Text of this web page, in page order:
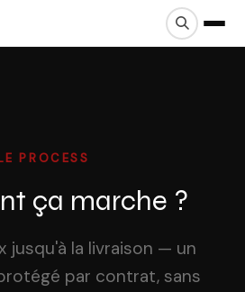
PROCESS
ça marche ?
jusqu'à la livraison — un
par contrat, sans